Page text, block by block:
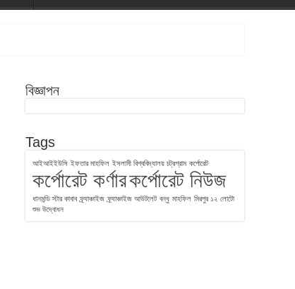
বিজ্ঞাপন
Tags
আইআইইউসি ইফতার মাহফিল ইসলামী বিশ্ববিদ্যালয় চট্রগ্রাম কর্পোরেট
কর্পোরেট কর্ণারকর্পোরেট নিউজ
ধানমন্ডি স্টার কাবাব ফ্র্যাঞ্চাইজ ফ্র্যাঞ্চাইজ আউটলেট বন্ধু মাহফিল মিরপুর ১২ লোটো
শুভ উদ্বোধন